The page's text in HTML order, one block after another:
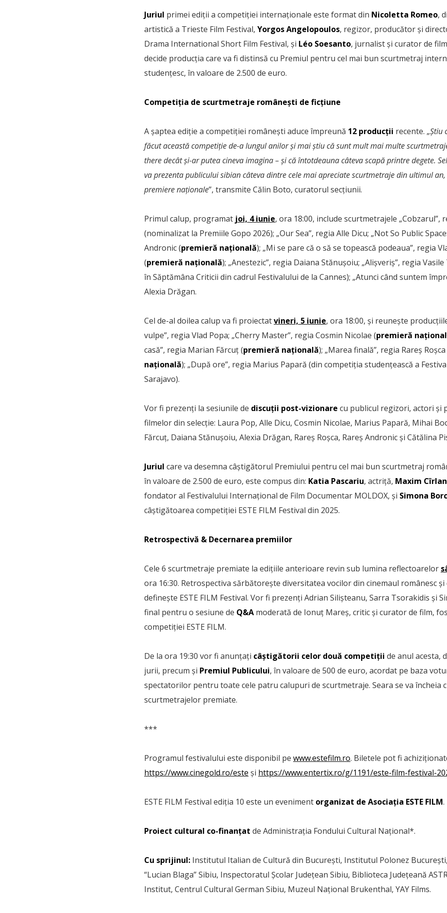
Juriul primei ediții a competiției internaționale este format din Nicoletta Romeo,
artistică a Trieste Film Festival, Yorgos Angelopoulos, regizor, producător și
Drama International Short Film Festival, și Léo Soesanto, jurnalist și curator de
decide producția care va fi distinsă cu Premiul pentru cel mai bun scurtmetraj
studențesc, în valoare de 2.500 de euro.
Competiția de scurtmetraje românești de ficțiune
A șaptea ediție a competiției românești aduce împreună 12 producții recente. „Știu
făcut această competiție de-a lungul anilor și mai știu că sunt mult mai multe
there decât și-ar putea cineva imagina – și că întotdeauna câteva scapă printre degete.
va prezenta publicului sibian câteva dintre cele mai apreciate scurtmetraje din ultimul
premiere naționale”, transmite Călin Boto, curatorul secțiunii.
Primul calup, programat joi, 4 iunie, ora 18:00, include scurtmetrajele „Cobzarul”,
(nominalizat la Premiile Gopo 2026); „Our Sea”, regia Alle Dicu; „Not So Public
Andronic (premieră națională); „Mi se pare că o să se topească podeaua”, regia
(premieră națională); „Anestezic”, regia Daiana Stănușoiu; „Alișveriș”, regia
în Săptămâna Criticii din cadrul Festivalului de la Cannes); „Atunci când suntem
Alexia Drăgan.
Cel de-al doilea calup va fi proiectatvineri, 5 iunie, ora 18:00, și reunește
vulpe”, regia Vlad Popa; „Cherry Master”, regia Cosmin Nicolae (premieră
casă”, regia Marian Fărcuț (premieră națională); „Marea finală”, regia Rareș Roșca
națională); „După ore”, regia Marius Papară (din competiția studențească a
Sarajavo).
Vor fi prezenți la sesiunile de discuții post-vizionare cu publicul regizori, actori și
filmelor din selecție: Laura Pop, Alle Dicu, Cosmin Nicolae, Marius Papară, Mihai
Fărcuț, Daiana Stănușoiu, Alexia Drăgan, Rareș Roșca, Rareș Andronic și Cătălina
Juriul care va desemna câștigătorul Premiului pentru cel mai bun scurtmetraj
în valoare de 2.500 de euro, este compus din: Katia Pascariu, actriță, Maxim Cîrlan
fondator al Festivalului Internațional de Film Documentar MOLDOX, și Simona
câștigătoarea competiției ESTE FILM Festival din 2025.
Retrospectivă & Decernarea premiilor
Cele 6 scurtmetraje premiate la edițiile anterioare revin sub lumina reflectoarelor
ora 16:30. Retrospectiva sărbătorește diversitatea vocilor din cinemaul românesc și
definește ESTE FILM Festival. Vor fi prezenți Adrian Silișteanu, Sarra Tsorakidis și
final pentru o sesiune de Q&A moderată de Ionuț Mareș, critic și curator de film,
competiției ESTE FILM.
De la ora 19:30 vor fi anunțați câștigătorii celor două competiții de anul acesta,
jurii, precum și Premiul Publicului, în valoare de 500 de euro, acordat pe baza
spectatorilor pentru toate cele patru calupuri de scurtmetraje. Seara se va încheia
scurtmetrajelor premiate.
***
Programul festivalului este disponibil pe www.estefilm.ro. Biletele pot fi
https://www.cinegold.ro/este și https://www.entertix.ro/g/1191/este-film-festival-
ESTE FILM Festival ediția 10 este un eveniment organizat de Asociația ESTE FILM.
Proiect cultural co-finanţat de Administraţia Fondului Cultural Naţional*.
Cu sprijinul: Institutul Italian de Cultură din București, Institutul Polonez
“Lucian Blaga” Sibiu, Inspectoratul Școlar Județean Sibiu, Biblioteca Județeană
Institut, Centrul Cultural German Sibiu, Muzeul Național Brukenthal, YAY Films.